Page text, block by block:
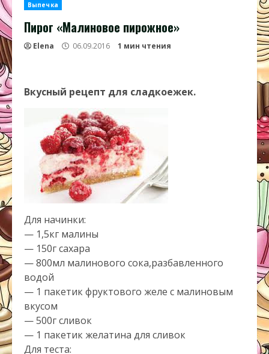
Выпечка
Пирог «Малиновое пирожное»
Elena 06.09.2016 1 мин чтения
Вкусный рецепт для сладкоежек.
Для начинки:
— 1,5кг малины
— 150г сахара
— 800мл малинового сока,разбавленного
водой
— 1 пакетик фруктового желе с малиновым
вкусом
— 500г сливок
— 1 пакетик желатина для сливок
Для теста: